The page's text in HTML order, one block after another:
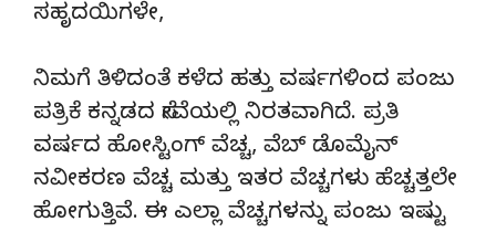
ಸಹೃದಯಿಗಳೇ,
ನಿಮಗೆ ತಿಳಿದಂತೆ ಕಳೆದ ಹತ್ತು ವರ್ಷಗಳಿಂದ ಪಂಜು
ಪತ್ರಿಕೆ ಕನ್ನಡದ ಸೇವೆಯಲ್ಲಿ ನಿರತವಾಗಿದೆ. ಪ್ರತಿ
ವರ್ಷದ ಹೋಸ್ಟಿಂಗ್‌ ವೆಚ್ಚ, ವೆಬ್‌ ಡೊಮೈನ್‌
ನವೀಕರಣ ವೆಚ್ಚ ಮತ್ತು ಇತರ ವೆಚ್ಚಗಳು ಹೆಚ್ಚತ್ತಲೇ
ಹೋಗುತ್ತಿವೆ. ಈ ಎಲ್ಲಾ ವೆಚ್ಚಗಳನ್ನು ಪಂಜು ಇಷ್ಟು